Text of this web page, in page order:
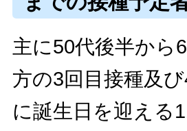
主に50代後半から
方の3回目接種及び
に誕生日を迎える